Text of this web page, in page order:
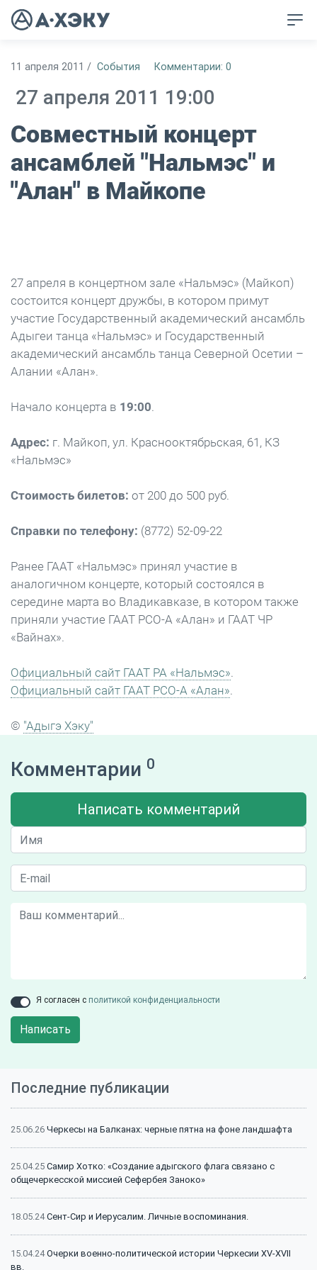
11 апреля 2011 / События Комментарии: 0
27 апреля 2011 19:00
Совместный концерт
ансамблей "Нальмэс" и
"Алан" в Майкопе
27 апреля в концертном зале «Нальмэс» (Майкоп)
состоится концерт дружбы, в котором примут
участие Государственный академический ансамбль
Адыгеи танца «Нальмэс» и Государственный
академический ансамбль танца Северной Осетии –
Алании «Алан».
Начало концерта в 19:00.
Адрес: г. Майкоп, ул. Краснооктябрьская, 61, КЗ
«Нальмэс»
Стоимость билетов: от 200 до 500 руб.
Справки по телефону: (8772) 52-09-22
Ранее ГААТ «Нальмэс» принял участие в
аналогичном концерте, который состоялся в
середине марта во Владикавказе, в котором также
приняли участие ГААТ РСО-А «Алан» и ГААТ ЧР
«Вайнах».
Официальный сайт ГААТ РА «Нальмэс».
Официальный сайт ГААТ РСО-А «Алан».
© "Адыгэ Хэку"
Комментарии 0
Написать комментарий
Я согласен с политикой конфиденциальности
Написать
Последние публикации
25.06.26 Черкесы на Балканах: черные пятна на фоне ландшафта
25.04.25 Самир Хотко: «Создание адыгского флага связано с
общечеркесской миссией Сефербея Заноко»
18.05.24Сент-Сир и Иерусалим. Личные воспоминания.
15.04.24Очерки военно-политической истории Черкесии XV-XVII
вв.